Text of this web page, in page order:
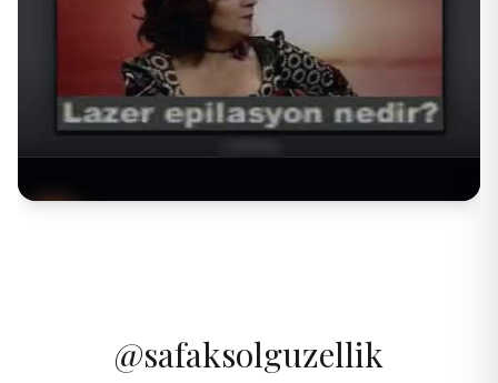
@safaksolguzellik